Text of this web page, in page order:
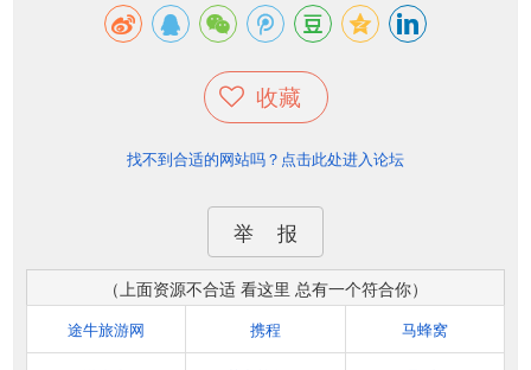
收藏
找不到合适的网站吗？点击此处进入论坛
举 报
（上面资源不合适 看这里 总有一个符合你）
途牛旅游网 携程 马蜂窝